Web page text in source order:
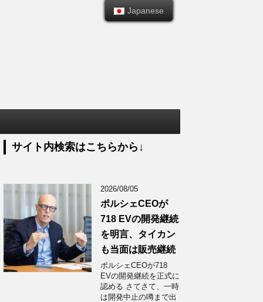
サイト内検索はこちらから↓
2026/08/05
ポルシェCEOが
718 EVの開発継続
を明言、タイカン
も当面は販売継続
ポルシェCEOが718
EVの開発継続を正式に
認める さてさて、一時
は開発中止の噂まで出
Japanese
Japanese